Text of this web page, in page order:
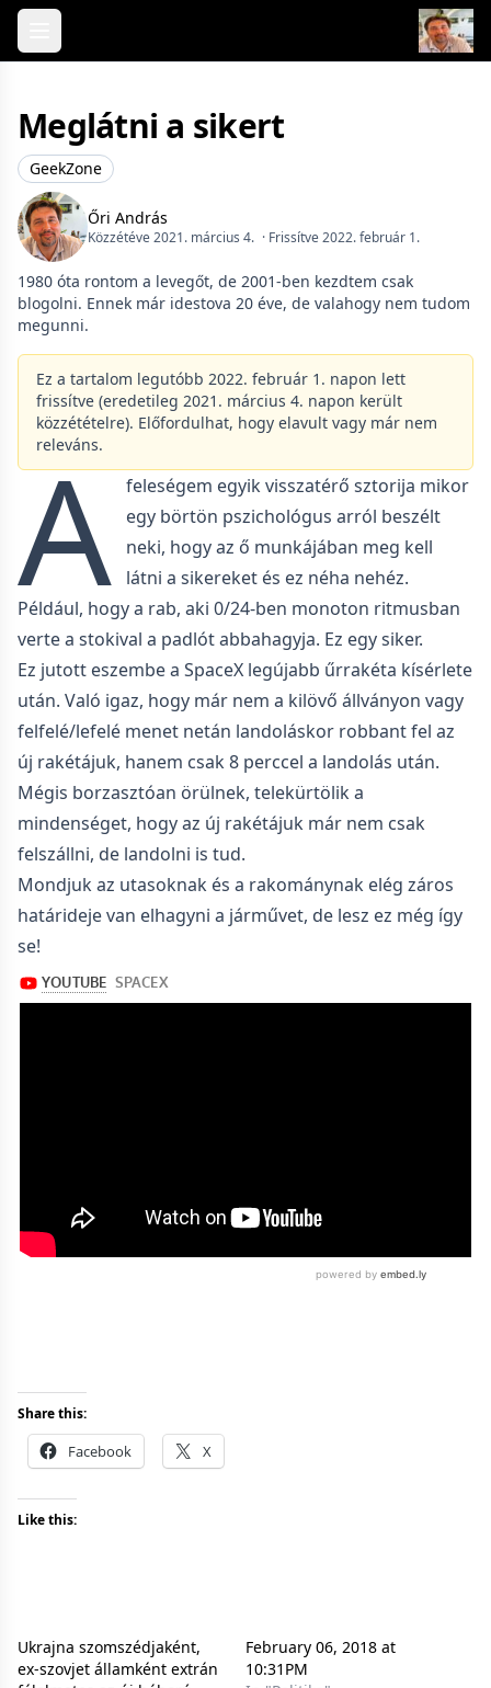
Skip to content
Meglátni a sikert
GeekZone
Őri András
Közzétéve 2021. március 4. · Frissítve 2022. február 1.
1980 óta rontom a levegőt, de 2001-ben kezdtem csak
blogolni. Ennek már idestova 20 éve, de valahogy nem tudom
megunni.
Ez a tartalom legutóbb 2022. február 1. napon lett
frissítve (eredetileg 2021. március 4. napon került
közzétételre). Előfordulhat, hogy elavult vagy már nem
releváns.
A
feleségem egyik visszatérő sztorija mikor
egy börtön pszichológus arról beszélt
neki, hogy az ő munkájában meg kell
látni a sikereket és ez néha nehéz.
Például, hogy a rab, aki 0/24-ben monoton ritmusban
verte a stokival a padlót abbahagyja. Ez egy siker.
Ez jutott eszembe a SpaceX legújabb űrrakéta kísérlete
után. Való igaz, hogy már nem a kilövő állványon vagy
felfelé/lefelé menet netán landoláskor robbant fel az
új rakétájuk, hanem csak 8 perccel a landolás után.
Mégis borzasztóan örülnek, telekürtölik a
mindenséget, hogy az új rakétájuk már nem csak
felszállni, de landolni is tud.
Mondjuk az utasoknak és a rakománynak elég záros
határideje van elhagyni a járművet, de lesz ez még így
se!
Share this:
Facebook X
Like this:
Ukrajna szomszédjaként,
ex-szovjet államként extrán
February 06, 2018 at
10:31PM